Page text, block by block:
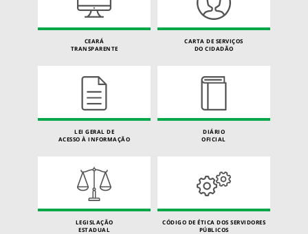
CEARÁ
TRANSPARENTE
CARTA DE SERVIÇOS
DO CIDADÃO
LEI GERAL DE
ACESSO À INFORMAÇÃO
DIÁRIO
OFICIAL
LEGISLAÇÃO
ESTADUAL
CÓDIGO DE ÉTICA DOS SERVIDORES
PÚBLICOS